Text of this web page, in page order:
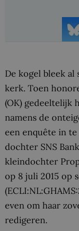
De kogel bleek al
kerk. Toen
(OK) gedeeltelijk
namens de
een enquête in te
dochter SNS
kleindochter
op 8 juli 2015 op
even om haar
redigeren.